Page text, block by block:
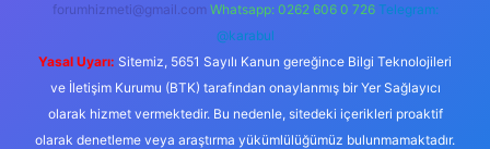
forumhizmeti@gmail.com Whatsapp: 0262 606 0 726 Telegram:
@karabul
Yasal Uyarı: Sitemiz, 5651 Sayılı Kanun gereğince Bilgi Teknolojileri
ve İletişim Kurumu (BTK) tarafından onaylanmış bir Yer Sağlayıcı
olarak hizmet vermektedir. Bu nedenle, sitedeki içerikleri proaktif
olarak denetleme veya araştırma yükümlülüğümüz bulunmamaktadır.